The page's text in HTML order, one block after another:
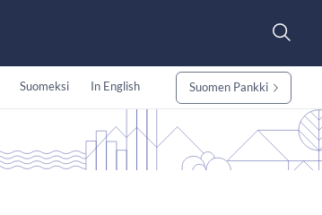
Suomeksi In English Suomen Pankki